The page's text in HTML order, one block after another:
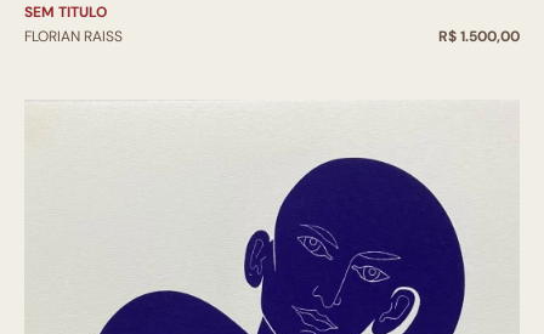
SEM TITULO
FLORIAN RAISS
R$ 1.500,00